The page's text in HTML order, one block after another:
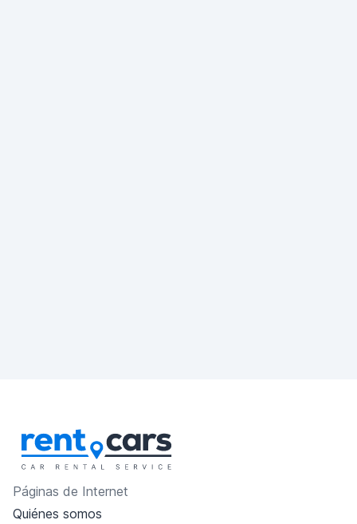
Páginas de Internet
Quiénes somos